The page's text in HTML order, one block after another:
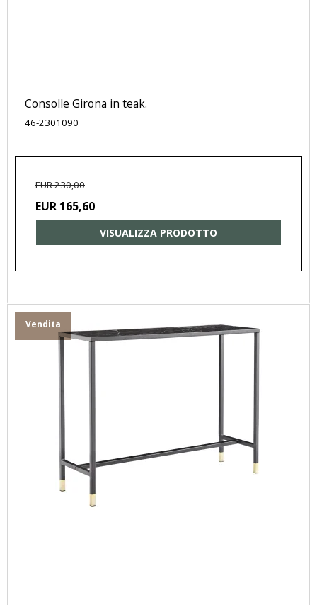
Consolle Girona in teak.
46-2301090
EUR 230,00
EUR 165,60
VISUALIZZA PRODOTTO
Vendita